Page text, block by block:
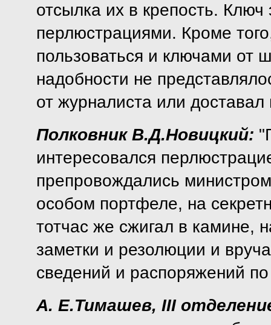
отсылка их в крепость.
перлюстрациями. Кроме
пользоваться и ключами от
надобности не
от журналиста или
Полковник В.Д.Новицкий:
интересовался
препровождались
особом портфеле, на
тотчас же сжигал в камине,
заметки и резолюции и
сведений и распоряжений
А. Е.Тимашев, III